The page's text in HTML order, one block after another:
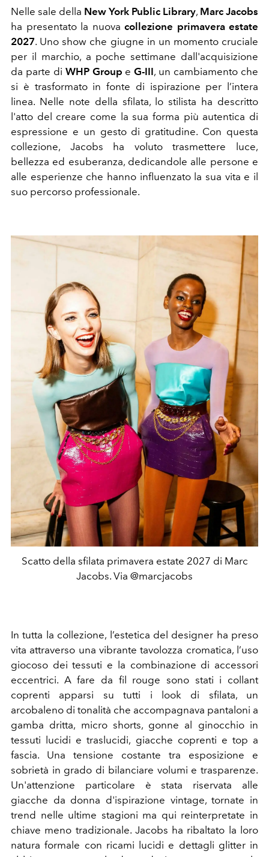
Nelle sale della New York Public Library, Marc Jacobs
ha presentato la nuova collezione primavera estate
2027. Uno show che giugne in un momento cruciale
per il marchio, a poche settimane dall'acquisizione
da parte di WHP Group eG-III, un cambiamento che
si è trasformato in fonte di ispirazione per l’intera
linea. Nelle note della sfilata, lo stilista ha descritto
l'atto del creare come la sua forma più autentica di
espressione e un gesto di gratitudine. Con questa
collezione, Jacobs ha voluto trasmettere luce,
bellezza ed esuberanza, dedicandole alle persone e
alle esperienze che hanno influenzato la sua vita e il
suo percorso professionale.
Scatto della sfilata primavera estate 2027 di Marc
Jacobs. Via @marcjacobs
In tutta la collezione, l’estetica del designer ha preso
vita attraverso una vibrante tavolozza cromatica, l’uso
giocoso dei tessuti e la combinazione di accessori
eccentrici. A fare da fil rouge sono stati i collant
coprenti apparsi su tutti i look di sfilata, un
arcobaleno di tonalità che accompagnava pantaloni a
gamba dritta, micro shorts, gonne al ginocchio in
tessuti lucidi e traslucidi, giacche coprenti e top a
fascia. Una tensione costante tra esposizione e
sobrietà in grado di bilanciare volumi e trasparenze.
Un'attenzione particolare è stata riservata alle
giacche da donna d'ispirazione vintage, tornate in
trend nelle ultime stagioni ma qui reinterpretate in
chiave meno tradizionale. Jacobs ha ribaltato la loro
natura formale con ricami lucidi e dettagli glitter in